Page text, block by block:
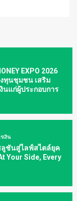
EXPO 2026
ทุนชุมชน เสริม
นแก่ผู้ประกอบการ
เงิน
ลูชันสู่ไลฟ์สไตล์ยุค
Your Side, Every